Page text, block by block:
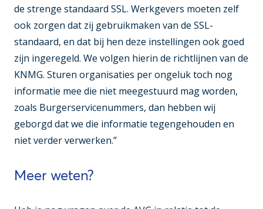
de strenge standaard SSL. Werkgevers moeten zelf
ook zorgen dat zij gebruikmaken van de SSL-
standaard, en dat bij hen deze instellingen ook goed
zijn ingeregeld. We volgen hierin de richtlijnen van de
KNMG. Sturen organisaties per ongeluk toch nog
informatie mee die niet meegestuurd mag worden,
zoals Burgerservicenummers, dan hebben wij
geborgd dat we die informatie tegengehouden en
niet verder verwerken.”
Meer weten?